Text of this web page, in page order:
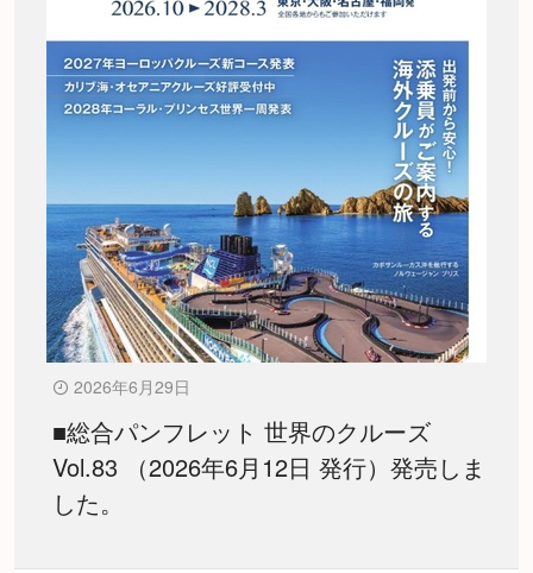
2026年6月29日
■総合パンフレット 世界のクルーズ
Vol.83 （2026年6月12日 発行）発売しま
した。